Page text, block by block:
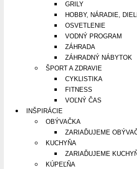
GRILY
HOBBY, NÁRADIE,
OSVETLENIE
VODNÝ PROGRAM
ZÁHRADA
ZÁHRADNÝ NÁBYTOK
ŠPORT A ZDRAVIE
CYKLISTIKA
FITNESS
VOĽNÝ ČAS
INŠPIRÁCIE
OBÝVAČKA
ZARIAĎUJEME
KUCHYŇA
ZARIAĎUJEME
KÚPEĽŇA